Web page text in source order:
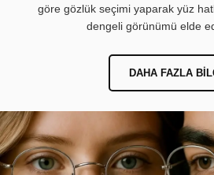
göre gözlük seçimi yaparak yüz
dengeli görünümü elde
DAHA FAZLA